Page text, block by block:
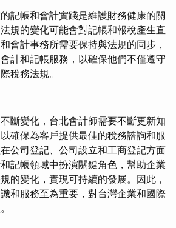
記帳和會計實踐是維護財務健康的關
規的變化可能會對記帳和報稅產生直
會計事務所需要保持與法規的同步，
計和記帳服務，以確保他們不僅遵守
稅務法規。
斷變化，台北會計師需要不斷更新知
確保為客戶提供最佳的稅務諮詢和服
公司登記、公司設立和工商登記方面
記帳領域中扮演關鍵角色，幫助企業
的變化，實現可持續的發展。因此，
和服務至為重要，對台灣企業和國際